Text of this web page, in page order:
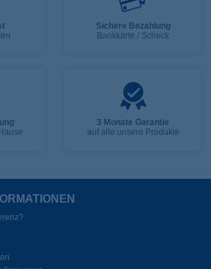
Sichere Bezahlung
Bankkarte / Scheck
3 Monate Garantie
auf alle unsere Produkte